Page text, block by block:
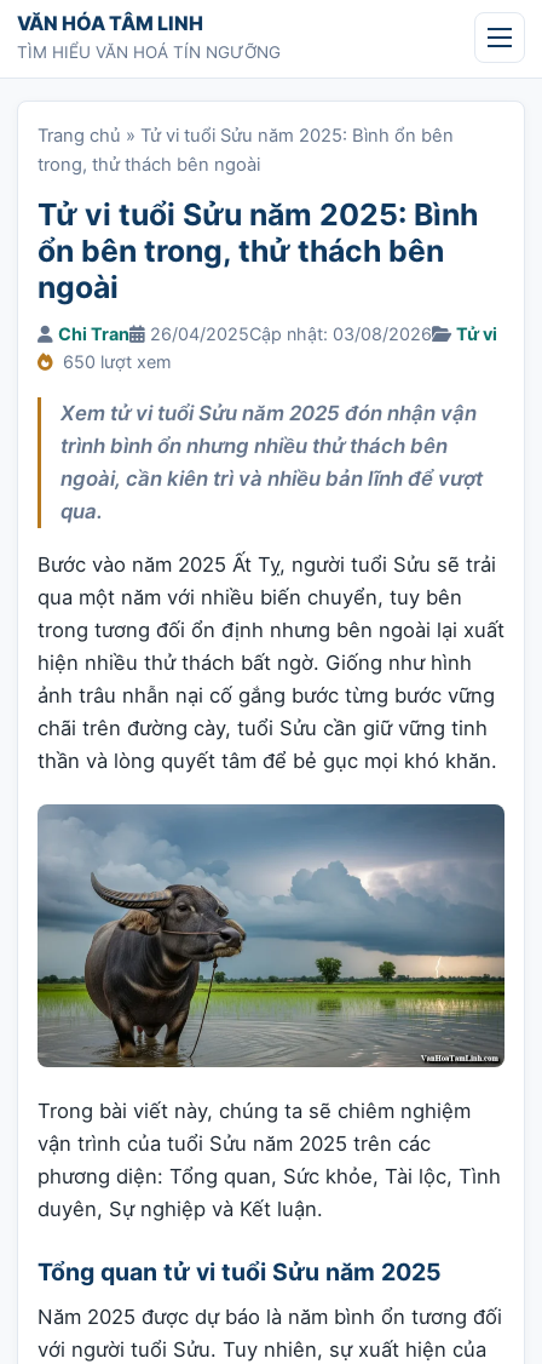
Chuyển tới nội dung
VĂN HÓA TÂM LINH
TÌM HIỂU VĂN HOÁ TÍN NGƯỠNG
Trang chủ » Tử vi tuổi Sửu năm 2025: Bình ổn bên
trong, thử thách bên ngoài
Tử vi tuổi Sửu năm 2025: Bình
ổn bên trong, thử thách bên
ngoài
Chi Tran 26/04/2025Cập nhật: 03/08/2026
Tử vi
650 lượt xem
Xem tử vi tuổi Sửu năm 2025 đón nhận vận
trình bình ổn nhưng nhiều thử thách bên
ngoài, cần kiên trì và nhiều bản lĩnh để vượt
qua.
Bước vào năm 2025 Ất Tỵ, người tuổi Sửu sẽ trải
qua một năm với nhiều biến chuyển, tuy bên
trong tương đối ổn định nhưng bên ngoài lại xuất
hiện nhiều thử thách bất ngờ. Giống như hình
ảnh trâu nhẫn nại cố gắng bước từng bước vững
chãi trên đường cày, tuổi Sửu cần giữ vững tinh
thần và lòng quyết tâm để bẻ gục mọi khó khăn.
Trong bài viết này, chúng ta sẽ chiêm nghiệm
vận trình của tuổi Sửu năm 2025 trên các
phương diện: Tổng quan, Sức khỏe, Tài lộc, Tình
duyên, Sự nghiệp và Kết luận.
Tổng quan tử vi tuổi Sửu năm 2025
Năm 2025 được dự báo là năm bình ổn tương đối
với người tuổi Sửu. Tuy nhiên, sự xuất hiện của